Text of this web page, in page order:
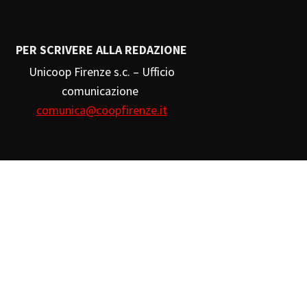
PER SCRIVERE ALLA REDAZIONE
Unicoop Firenze s.c. – Ufficio
comunicazione
comunica@coopfirenze.it